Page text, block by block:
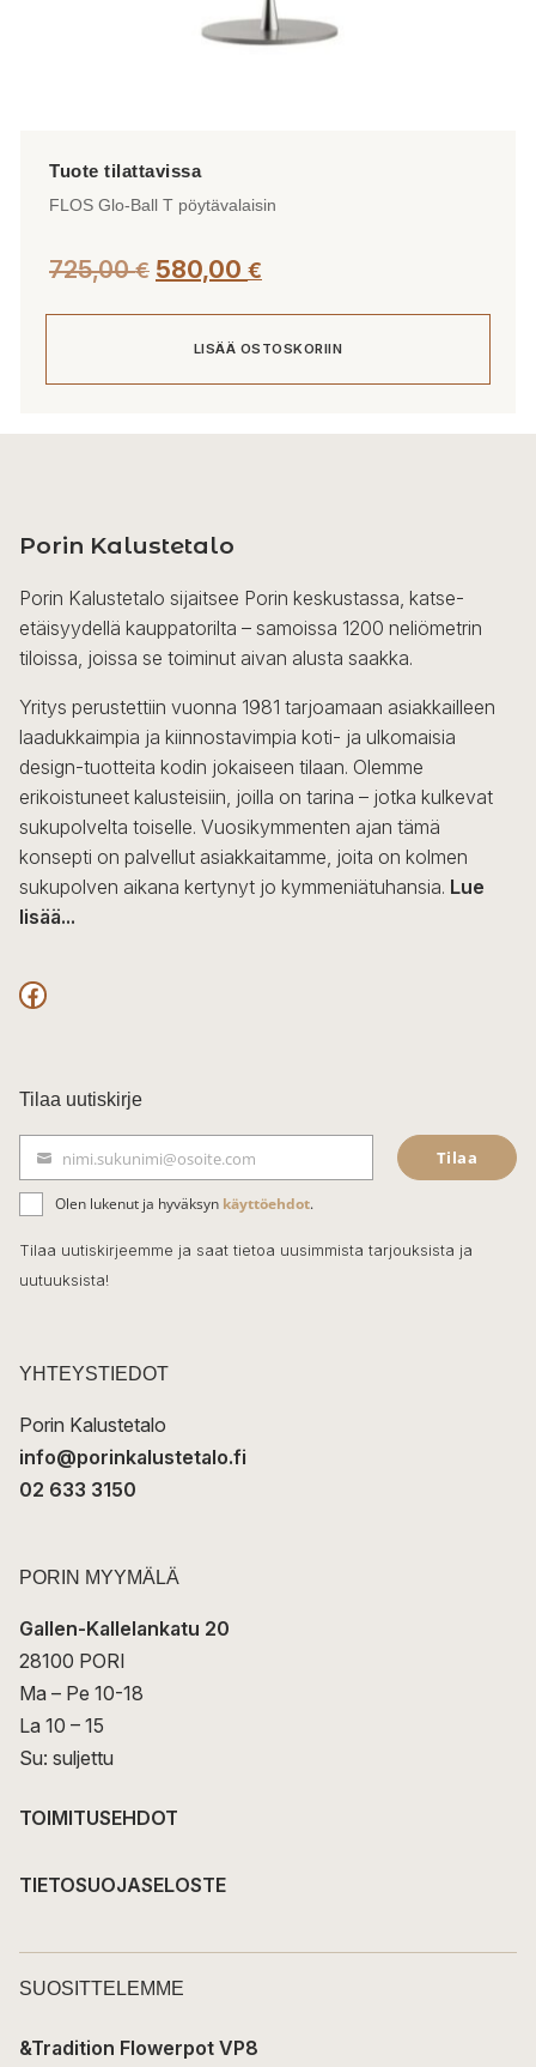
FLOS Glo-Ball T pöytävalaisin
725,00€ 580,00 €
LISÄÄ OSTOSKORIIN
Porin Kalustetalo
Porin Kalustetalo sijaitsee Porin keskustassa, katse-
etäisyydellä kauppatorilta – samoissa 1200 neliömetrin
tiloissa, joissa se toiminut aivan alusta saakka.
Yritys perustettiin vuonna 1981 tarjoamaan asiakkailleen
laadukkaimpia ja kiinnostavimpia koti- ja ulkomaisia
design-tuotteita kodin jokaiseen tilaan. Olemme
erikoistuneet kalusteisiin, joilla on tarina – jotka kulkevat
sukupolvelta toiselle. Vuosikymmenten ajan tämä
konsepti on palvellut asiakkaitamme, joita on kolmen
sukupolven aikana kertynyt jo kymmeniätuhansia. Lue
lisää...
F
c
e
b
o
o
k
Tilaa uutiskirje
ä
h
k
t
nimi.sukunimi@osoite.com Tilaa
Olen lukenut ja hyväksyn käyttöehdot.
Tilaa uutiskirjeemme ja saat tietoa uusimmista tarjouksista ja
uutuuksista!
YHTEYSTIEDOT
Porin Kalustetalo
info@porinkalustetalo.fi
02 633 3150
PORIN MYYMÄLÄ
Gallen-Kallelankatu 20
28100 PORI
Ma – Pe 10-18
La 10 – 15
Su: suljettu
TOIMITUSEHDOT
TIETOSUOJASELOSTE
SUOSITTELEMME
&Tradition Flowerpot VP8